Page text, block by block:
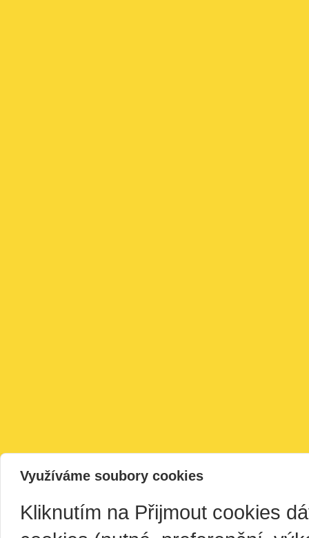
Využíváme soubory cookies
Kliknutím na Přijmout cookies